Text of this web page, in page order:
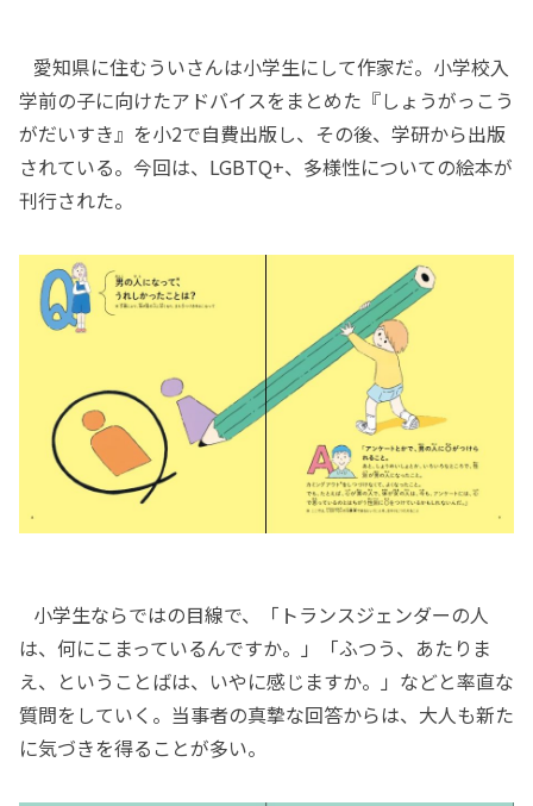
愛知県に住むういさんは小学生にして作家だ。小学校入
学前の子に向けたアドバイスをまとめた『しょうがっこう
がだいすき』を小2で自費出版し、その後、学研から出版
されている。今回は、LGBTQ+、多様性についての絵本が
刊行された。
小学生ならではの目線で、「トランスジェンダーの人
は、何にこまっているんですか。」「ふつう、あたりま
え、ということばは、いやに感じますか。」などと率直な
質問をしていく。当事者の真摯な回答からは、大人も新た
に気づきを得ることが多い。